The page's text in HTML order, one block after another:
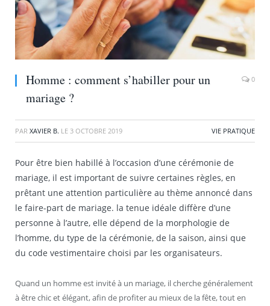
Homme : comment s’habiller pour un
mariage ?
0
PAR XAVIER B. LE 3 OCTOBRE 2019 VIE PRATIQUE
Pour être bien habillé à l’occasion d’une cérémonie de
mariage, il est important de suivre certaines règles, en
prêtant une attention particulière au thème annoncé dans
le faire-part de mariage. la tenue idéale diffère d’une
personne à l’autre, elle dépend de la morphologie de
l’homme, du type de la cérémonie, de la saison, ainsi que
du code vestimentaire choisi par les organisateurs.
Quand un homme est invité à un mariage, il cherche généralement
à être chic et élégant, afin de profiter au mieux de la fête, tout en